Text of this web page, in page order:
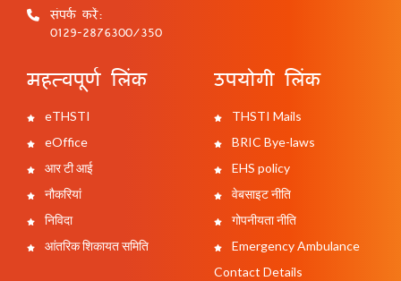
संपर्क करें:
0129-2876300/350
महत्वपूर्ण लिंक
eTHSTI
eOffice
आर टी आई
नौकरियां
निविदा
आंतरिक शिकायत समिति
उपयोगी लिंक
THSTI Mails
BRIC Bye-laws
EHS policy
वेबसाइट नीति
गोपनीयता नीति
Emergency Ambulance
Contact Details